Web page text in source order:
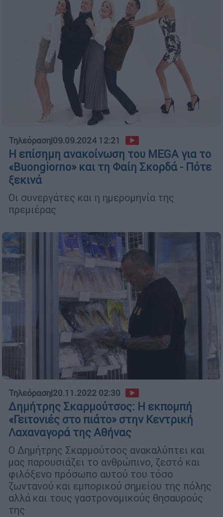
Τηλεόραση|09.09.2024 12:21
Η επίσημη ανακοίνωση του MEGA για το
«Buongiorno» και τη Φαίη Σκορδά - Πότε
ξεκινά
Οι συνεργάτες και η ημερομηνία της
πρεμιέρας
Τηλεόραση|20.11.2022 02:30
Δημήτρης Σκαρμούτσος: Η εκπομπή
«Γειτονιές στο πιάτο» στην Κεντρική
Λαχαναγορά της Αθήνας
Ο Δημήτρης Σκαρμούτσος ανακαλύπτει και
μας παρουσιάζει το ανθρώπινο, ζεστό και
φιλόξενο πρόσωπο αυτού του τόσο
ζωντανού και εμπορικού σημείου της πόλης
αλλά και τους γαστρονομικούς θησαυρούς
της